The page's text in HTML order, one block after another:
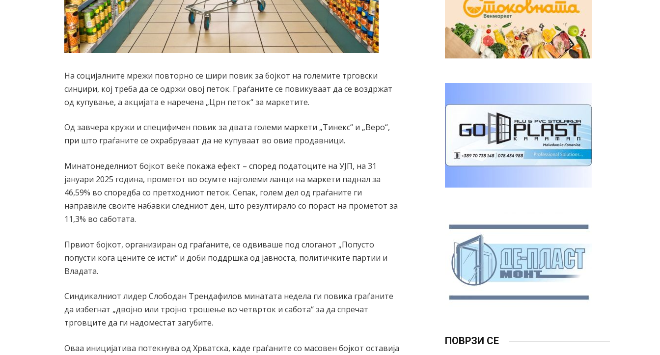
На социјалните мрежи повторно се шири повик за бојкот на големите трговски
синџири, кој треба да се одржи овој петок. Граѓаните се повикуваат да се воздржат
од купување, а акцијата е наречена „Црн петок“ за маркетите.
Од завчера кружи и специфичен повик за двата големи маркети „Тинекс“ и „Веро“,
при што граѓаните се охрабруваат да не купуваат во овие продавници.
Минатонеделниот бојкот веќе покажа ефект – според податоците на УЈП, на 31
јануари 2025 година, прометот во осумте најголеми ланци на маркети паднал за
46,59% во споредба со претходниот петок. Сепак, голем дел од граѓаните ги
направиле своите набавки следниот ден, што резултирало со пораст на прометот за
11,3% во саботата.
Првиот бојкот, организиран од граѓаните, се одвиваше под слоганот „Попусто
попусти кога цените се исти“ и доби поддршка од јавноста, политичките партии и
Владата.
Синдикалниот лидер Слободан Трендафилов минатата недела ги повика граѓаните
да избегнат „двојно или тројно трошење во четврток и сабота“ за да спречат
трговците да ги надоместат загубите.
Оваа иницијатива потекнува од Хрватска, каде граѓаните со масовен бојкот оставија
ПОВРЗИ СЕ